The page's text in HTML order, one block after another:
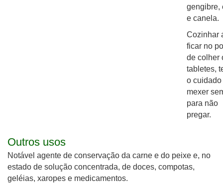
gengibre,
e canela.
Cozinhar
ficar no
de colher
tabletes,
o cuidado
mexer
para não
pregar.
Outros usos
Notável agente de conservação da carne e do peixe e, no
estado de solução concentrada, de doces, compotas,
geléias, xaropes e medicamentos.